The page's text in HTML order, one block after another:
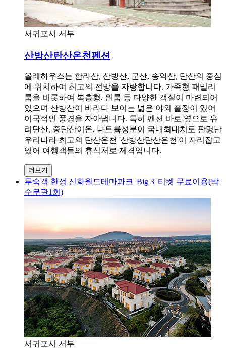
서귀포시 서부
산방산탄산온천펜션
올레하우스는 한라산, 산방산, 군산, 송악산, 단산의 중심
에 위치하여 최고의 전망을 자랑합니다. 가족형 패밀리
룸을 비롯하여 복층형, 원룸 등 다양한 객실이 마련되어
있으며 산방산이 바라다 보이는 넓은 야외 풀장이 있어
이국적인 풍경을 자아냅니다. 특히 펜션 바로 옆으로 유
리탄산, 중탄산이온, 나트륨성분이 국내최대치로 판명난
우리나라 최고의 탄산온천 '산방산탄산온천'이 자리잡고
있어 여행객들의 휴식처로 제격입니다.
더보기
투숙객 한정 신화월드테마파크 'Big 3' 티켓 무료이용(박
수무관1회)
서귀포시 서부